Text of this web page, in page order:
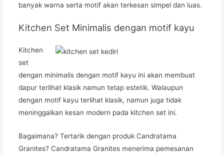
banyak warna serta motif akan terkesan simpel dan luas.
Kitchen Set Minimalis dengan motif kayu
Kitchen
set
dengan minimalis dengan motif kayu ini akan membuat
dapur terlihat klasik namun tetap estetik. Walaupun
dengan motif kayu terlihat klasik, namun juga tidak
meninggalkan kesan modern pada kitchen set ini.
Bagaimana? Tertarik dengan produk Candratama
Granites? Candratama Granites menerima pemesanan